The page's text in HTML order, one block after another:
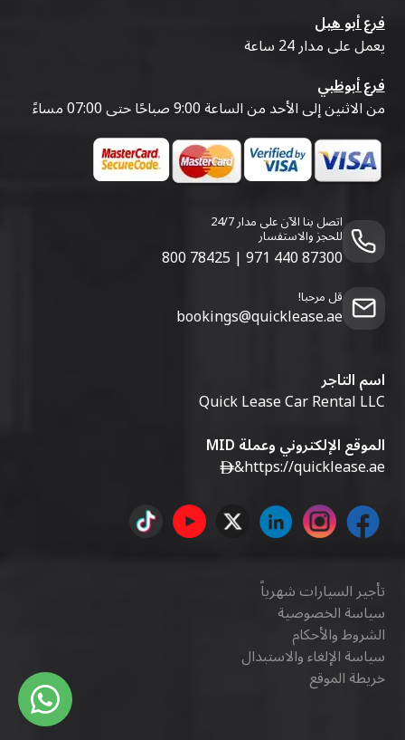
فرع أبو هيل
يعمل على مدار 24 ساعة
فرع أبوظبي
من الاثنين إلى الأحد من الساعة 9:00 صباحًا حتى 07:00 مساءً
اتصل بنا الآن على مدار 24/7
للحجز والاستفسار
800 78425 | 971 440 87300
قل مرحبا!
bookings@quicklease.ae
اسم التاجر
Quick Lease Car Rental LLC
الموقع الإلكتروني وعملة MID
https://quicklease.ae
&
تأجير السيارات شهرياً
سياسة الخصوصية
الشروط والأحكام
سياسة الإلغاء والاستبدال
خريطة الموقع